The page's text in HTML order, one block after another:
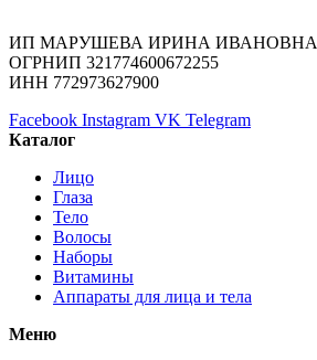
ИП МАРУШЕВА ИРИНА ИВАНОВНА
ОГРНИП 321774600672255
ИНН 772973627900
Facebook Instagram VK Telegram
Каталог
Лицо
Глаза
Тело
Волосы
Наборы
Витамины
Аппараты для лица и тела
Меню